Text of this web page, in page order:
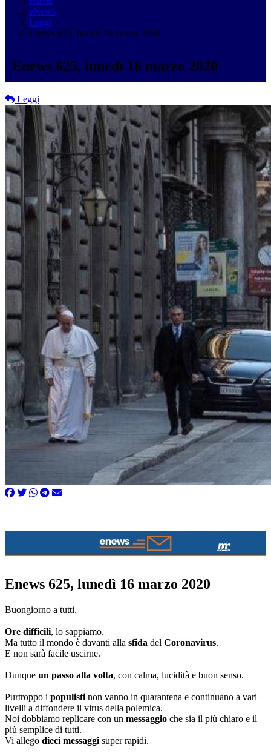
eNews
Leggi
Enews 625, lunedì 16 marzo 2020
Enews 625, lunedì 16 marzo 2020
Leggi
Enews 625, lunedì 16 marzo 2020
Buongiorno a tutti.
Ore difficili, lo sappiamo.
Ma tutto il mondo è davanti alla sfida del Coronavirus.
E non sarà facile uscirne.
Dunque un passo alla volta, con calma, lucidità e buon senso.
Purtroppo i populisti non vanno in quarantena e continuano a vari
livelli a diffondere il virus della polemica.
Noi dobbiamo replicare con un messaggio che sia il più chiaro e il
più semplice di tutti.
Vi allego dieci messaggi super rapidi.